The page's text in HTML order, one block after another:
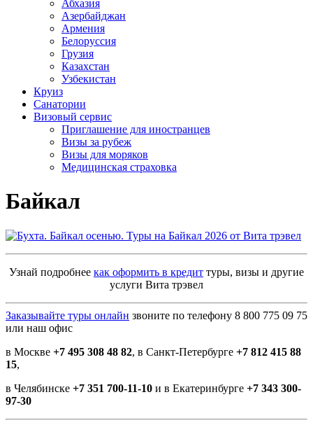
Абхазия
Азербайджан
Армения
Белоруссия
Грузия
Казахстан
Узбекистан
Круиз
Санатории
Визовый сервис
Приглашение для иностранцев
Визы за рубеж
Визы для моряков
Медицинская страховка
Байкал
Узнай подробнее как оформить в кредит туры, визы и другие
услуги Вита трэвел
Заказывайте туры онлайн звоните по телефону 8 800 775 09 75
или наш офис
в Москве +7 495 308 48 82, в Санкт-Петербурге +7 812 415 88
15,
в Челябинске +7 351 700-11-10 и в Екатеринбурге +7 343 300-
97-30